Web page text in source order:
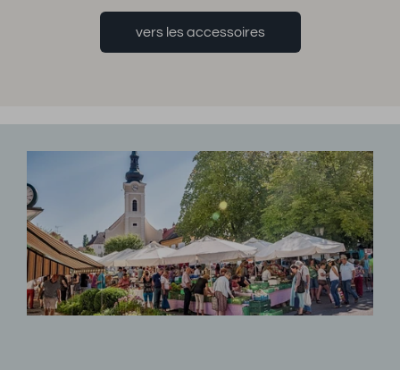
vers les accessoires